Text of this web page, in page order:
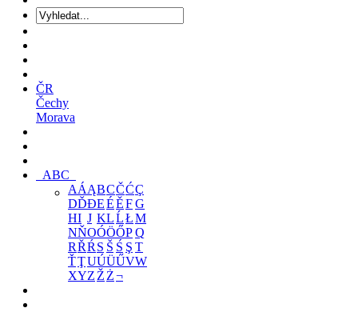
ČR
Čechy
Morava
ABC
AÁĄBCČĆÇ
DĎĐEÉĚFG
HI J KLĹŁM
NŇOÓÖŐPQ
RŘŔ S Š Ś Ş T
ŤŢUÚÜŰVW
XYZ Ž Ż¬